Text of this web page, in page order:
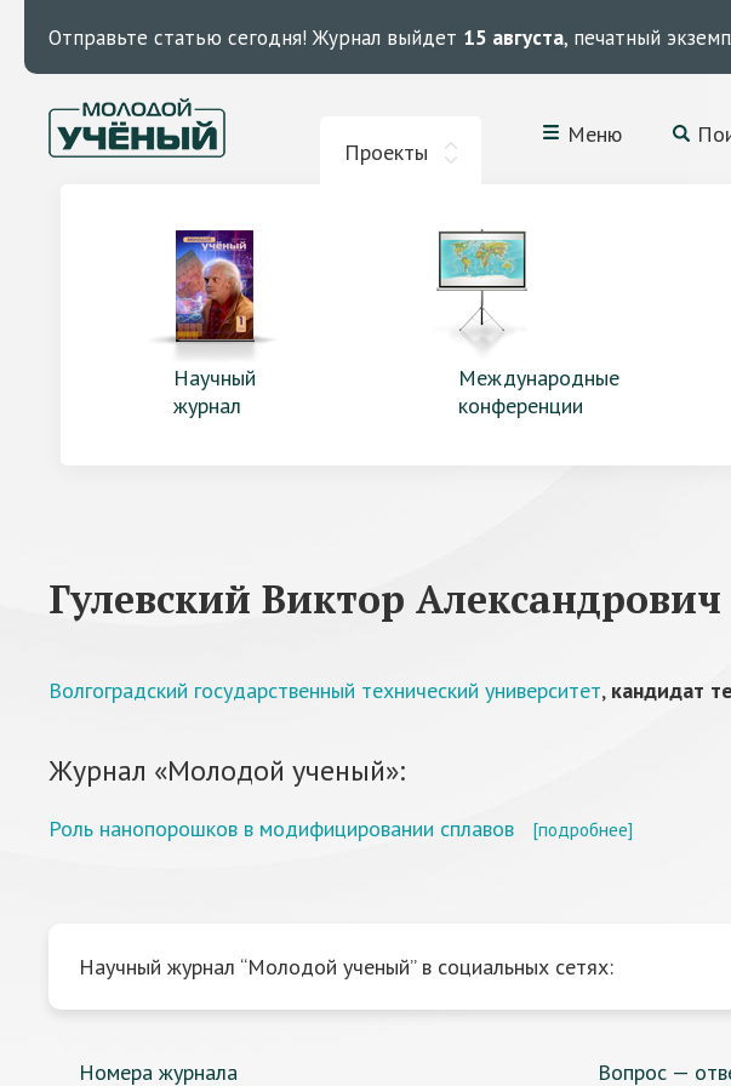
Отправьте статью сегодня! Журнал выйдет 15 августа, печатный
Проекты
Меню
Научный
журнал
Международные
конференции
Гулевский Виктор Александрович
Волгоградский государственный технический университет, кандидат
Журнал «Молодой ученый»:
Роль нанопорошков в модифицировании сплавов [подробнее]
Научный журнал “Молодой ученый” в социальных сетях:
Номера журнала Вопрос —